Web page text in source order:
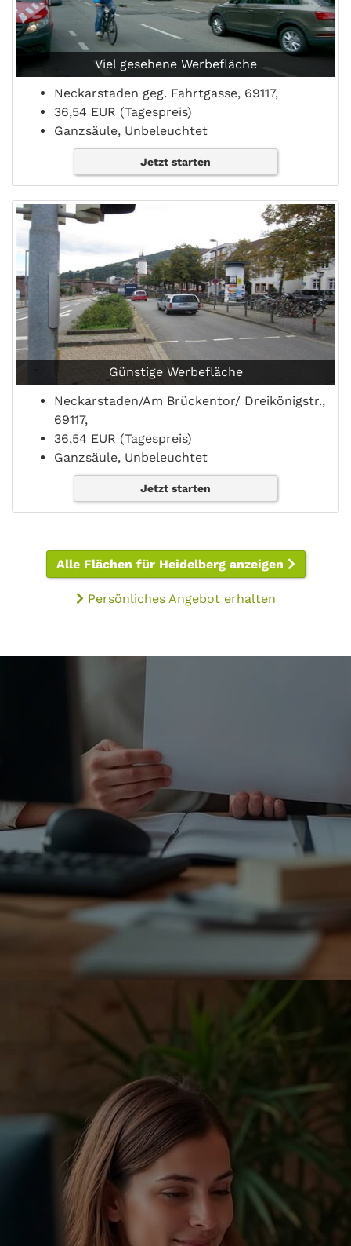
Viel gesehene Werbefläche
Neckarstaden geg. Fahrtgasse, 69117,
36,54 EUR (Tagespreis)
Ganzsäule, Unbeleuchtet
Jetzt starten
Günstige Werbefläche
Neckarstaden/Am Brückentor/ Dreikönigstr.,
69117,
36,54 EUR (Tagespreis)
Ganzsäule, Unbeleuchtet
Jetzt starten
Alle Flächen für Heidelberg anzeigen
Persönliches Angebot erhalten